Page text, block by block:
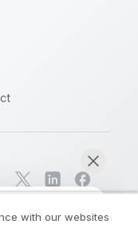
with our websites